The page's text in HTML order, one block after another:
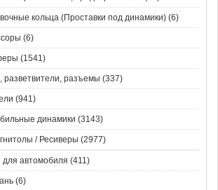
кольца (Проставки под динамики) (6)
(6)
(1541)
разветвители, разъемы (337)
(941)
динамики (3143)
/ Ресиверы (2977)
для автомобиля (411)
(6)